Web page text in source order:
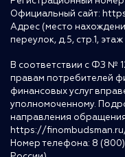
Официальный сайт:
Адрес (место
переулок, д.5, стр.1, этаж
В соответствии с ФЗ №
правам потребителей
финансовых услуг
уполномоченному.
направления
https://
Номер телефона: 8